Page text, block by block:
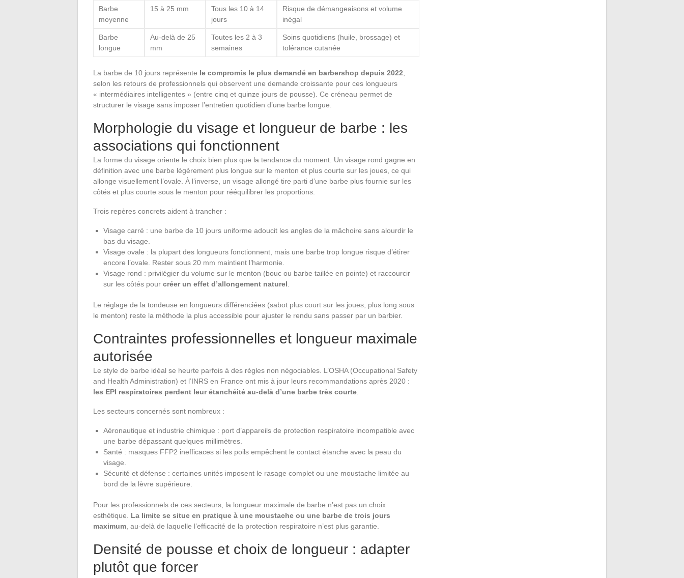
Barbe
moyenne
15 à 25 mm
Tous les 10 à 14
jours
Risque de démangeaisons et volume
inégal
Barbe
longue
Au-delà de 25
mm
Toutes les 2 à 3
semaines
Soins quotidiens (huile, brossage) et
tolérance cutanée
La barbe de 10 jours représente le compromis le plus demandé en barbershop depuis 2022
selon les retours de professionnels qui observent une demande croissante pour ces longueurs
« intermédiaires intelligentes » (entre cinq et quinze jours de pousse). Ce créneau permet de
structurer le visage sans imposer l’entretien quotidien d’une barbe longue.
Morphologie du visage et longueur de barbe : les
associations qui fonctionnent
La forme du visage oriente le choix bien plus que la tendance du moment. Un visage rond gagne en
définition avec une barbe légèrement plus longue sur le menton et plus courte sur les joues, ce qui
allonge visuellement l’ovale. À l’inverse, un visage allongé tire parti d’une barbe plus fournie sur les
côtés et plus courte sous le menton pour rééquilibrer les proportions.
Trois repères concrets aident à trancher :
Visage carré : une barbe de 10 jours uniforme adoucit les angles de la mâchoire sans alourdir le
bas du visage.
Visage ovale : la plupart des longueurs fonctionnent, mais une barbe trop longue risque d’étirer
encore l’ovale. Rester sous 20 mm maintient l’harmonie.
Visage rond : privilégier du volume sur le menton (bouc ou barbe taillée en pointe) et raccourcir
sur les côtés pour créer un effet d’allongement naturel
Le réglage de la tondeuse en longueurs différenciées (sabot plus court sur les joues, plus long sous
le menton) reste la méthode la plus accessible pour ajuster le rendu sans passer par un barbier.
Contraintes professionnelles et longueur maximale
autorisée
Le style de barbe idéal se heurte parfois à des règles non négociables. L’OSHA (Occupational Safety
and Health Administration) et l’INRS en France ont mis à jour leurs recommandations après 2020 :
les EPI respiratoires perdent leur étanchéité au-delà d’une barbe très courte
Les secteurs concernés sont nombreux :
Aéronautique et industrie chimique : port d’appareils de protection respiratoire incompatible avec
une barbe dépassant quelques millimètres.
Santé : masques FFP2 inefficaces si les poils empêchent le contact étanche avec la peau du
visage.
Sécurité et défense : certaines unités imposent le rasage complet ou une moustache limitée au
bord de la lèvre supérieure.
Pour les professionnels de ces secteurs, la longueur maximale de barbe n’est pas un choix
esthétique. La limite se situe en pratique à une moustache ou une barbe de trois jours
maximum , au-delà de laquelle l’efficacité de la protection respiratoire n’est plus garantie.
Densité de pousse et choix de longueur : adapter
plutôt que forcer